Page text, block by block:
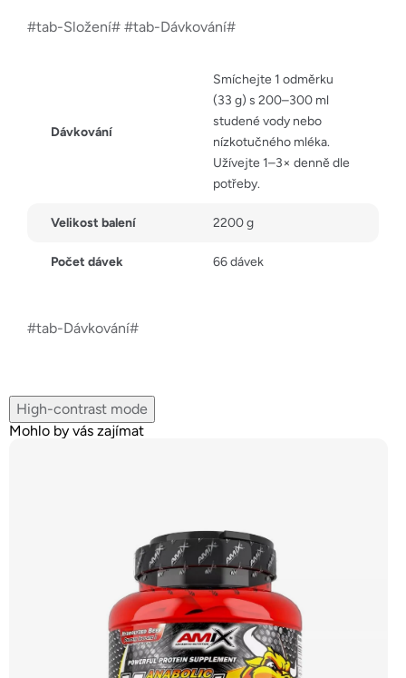
#tab-Složení# #tab-Dávkování#
Dávkování
Smíchejte 1 odměrku
(33 g) s 200–300 ml
studené vody nebo
nízkotučného mléka.
Užívejte 1–3× denně dle
potřeby.
Velikost balení 2200 g
Počet dávek 66 dávek
#tab-Dávkování#
High-contrast mode
Mohlo by vás zajímat